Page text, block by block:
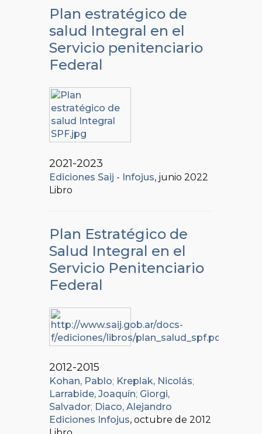
Plan estratégico de
salud Integral en el
Servicio penitenciario
Federal
2021-2023
Ediciones Saij - Infojus, junio 2022
Libro
Plan Estratégico de
Salud Integral en el
Servicio Penitenciario
Federal
2012-2015
Kohan, Pablo; Kreplak, Nicolás;
Larrabide, Joaquín; Giorgi,
Salvador; Diaco, Alejandro
Ediciones Infojus, octubre de 2012